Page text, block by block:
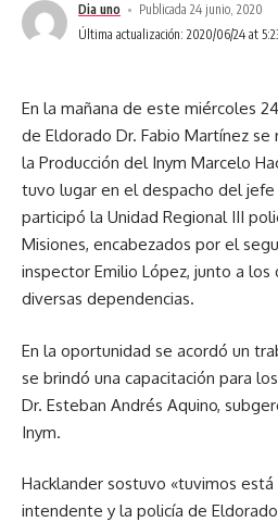
Última actualización: 2020/06/24 at
Dia uno Publicada 24 junio, 2020
En la mañana de este miércoles
de Eldorado Dr. Fabio Martínez
la Producción del Inym Marcelo
tuvo lugar en el despacho del
participó la Unidad Regional III
Misiones, encabezados por el
inspector Emilio López, junto a los
diversas dependencias.
En la oportunidad se acordó un
se brindó una capacitación para
Dr. Esteban Andrés Aquino,
Inym.
Hacklander sostuvo «tuvimos
intendente y la policía de